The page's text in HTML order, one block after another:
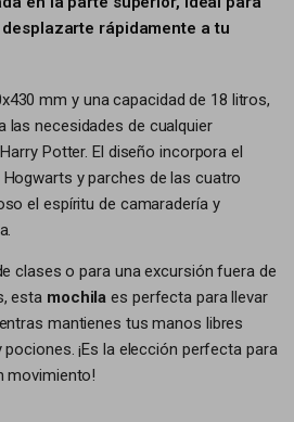
rápidamente a tu
mm y una capacidad de 18 litros,
las necesidades de cualquier
Potter. El diseño incorpora el
y parches de las cuatro
el espíritu de camaradería y
clases o para una excursión fuera de
esta mochila es perfecta para llevar
mantienes tus manos libres
¡Es la elección perfecta para
movimiento!